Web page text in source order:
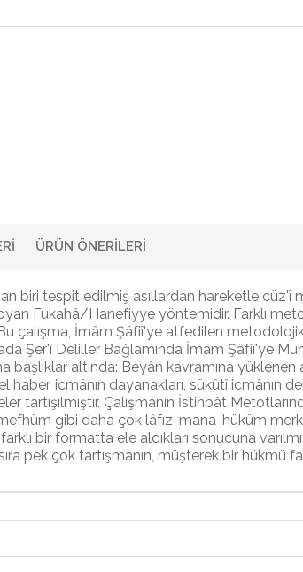
ÜRÜN ÖNERILERI
biri tespit edilmiş asıllardan hareketle cüz'î
Fukahâ/Hanefiyye yöntemidir. Farklı
Bu çalışma, İmâm Şâfiî'ye atfedilen
Şer'î Deliller Bağlamında İmâm Şâfiî'ye
altında: Beyân kavramına yüklenen
icmânın dayanakları, sükûtî icmânın
Çalışmanın İstinbât
gibi daha çok lâfız-mana-hüküm
bir formatta ele aldıkları sonucuna
pek çok tartışmanın, müşterek bir hükmü